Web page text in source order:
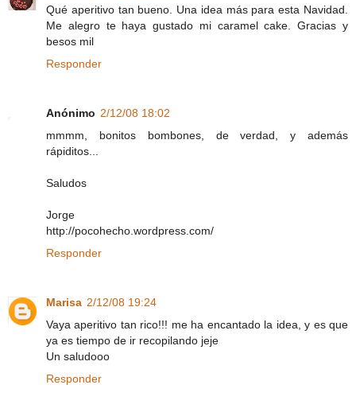
Qué aperitivo tan bueno. Una idea más para esta Navidad.
Me alegro te haya gustado mi caramel cake. Gracias y
besos mil
Responder
Anónimo 2/12/08 18:02
mmmm, bonitos bombones, de verdad, y además
rápiditos...
Saludos
Jorge
http://pocohecho.wordpress.com/
Responder
Marisa 2/12/08 19:24
Vaya aperitivo tan rico!!! me ha encantado la idea, y es que
ya es tiempo de ir recopilando jeje
Un saludooo
Responder